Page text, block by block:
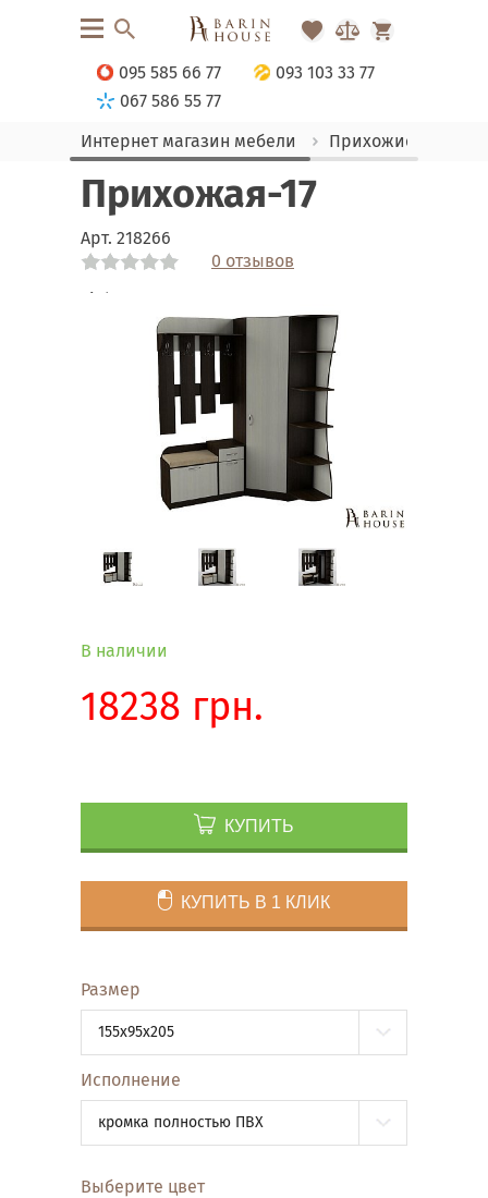
095 585 66 77
093 103 33 77
067 586 55 77
Интернет магазин мебели
Прихожие
Прихожая-17
Арт. 218266
0 отзывов
Link
Link
Link
В наличии
18238 грн.
КУПИТЬ
КУПИТЬ В 1 КЛИК
Размер
155x95x205
Исполнение
кромка полностью ПВХ
Выберите цвет